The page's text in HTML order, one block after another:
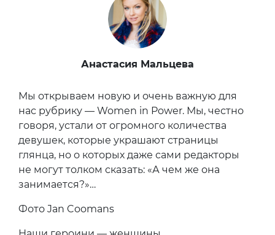
Анастасия Мальцева
Мы открываем новую и очень важную для
нас рубрику — Women in Power. Мы, честно
говоря, устали от огромного количества
девушек, которые украшают страницы
глянца, но о которых даже сами редакторы
не могут толком сказать: «А чем же она
занимается?»…
Фото Jan Coomans